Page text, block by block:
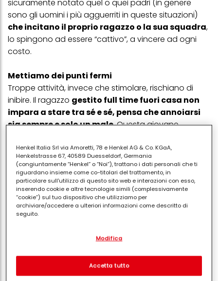
sicuramente notato quel o quei padri (in genere
sono gli uomini i più agguerriti in queste situazioni)
che incitano il proprio ragazzo o la sua squadra,
lo spingono ad essere “cattivo”, a vincere ad ogni
costo.
Mettiamo dei punti fermi
Troppe attività, invece che stimolare, rischiano di
inibire. Il ragazzo gestito full time fuori casa non
impara a stare tra sé e sé, pensa che annoiarsi
sia sempre e solo un male. Questa giovane
sin da piccolo a competere sempre e comunque, il
che può comportare per lui delusioni e frustrazioni,
instillandogli una costante ansia da prestazioni.
Insegniamo ai bambini a godersi la loro età
L’infanzia non è un di meno ma “ha un suo perché”.
bambini/ragazzi non vanno mai considerati “piccoli
spontaneità, assenza di filtri morali, curiosità,
attenzione alla dimensione “magica” e intuitiva. Non
Henkel Italia Srl via Amoretti, 78 e Henkel AG & Co. KGaA,
Henkelstrasse 67, 40589 Duesseldorf, Germania
(congiuntamente “Henkel” o “Noi”), trattano i dati personali che ti
riguardano insieme come co-titolari del trattamento, in
particolare sull'utilizzo di questo sito web e interazioni con esso,
inserendo cookie e altre tecnologie simili (complessivamente
“cookie”) sul tuo dispositivo che utilizziamo per
archiviare/accedere a ulteriori informazioni come descritto di
seguito.
separati o co-titolari come indicato nella nostra Informativa sulla
pixel, impronte digitali e tecnologie simili" utilizzeremo anche
cookie ed elaboreremo i dati relativi a te per
Modifica
Accetta tutto